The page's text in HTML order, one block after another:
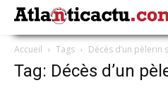
Accueil Tags Décès d’un pèlerin
Tag: Décès d’un